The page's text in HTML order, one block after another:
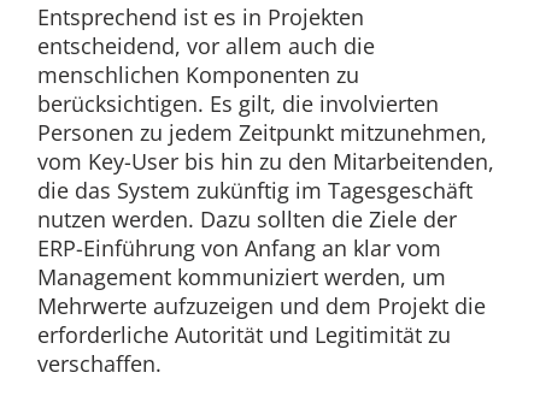
Entsprechend ist es in Projekten
entscheidend, vor allem auch die
menschlichen Komponenten zu
berücksichtigen. Es gilt, die involvierten
Personen zu jedem Zeitpunkt mitzunehmen,
vom Key-User bis hin zu den Mitarbeitenden,
die das System zukünftig im Tagesgeschäft
nutzen werden. Dazu sollten die Ziele der
ERP-Einführung von Anfang an klar vom
Management kommuniziert werden, um
Mehrwerte aufzuzeigen und dem Projekt die
erforderliche Autorität und Legitimität zu
verschaffen.